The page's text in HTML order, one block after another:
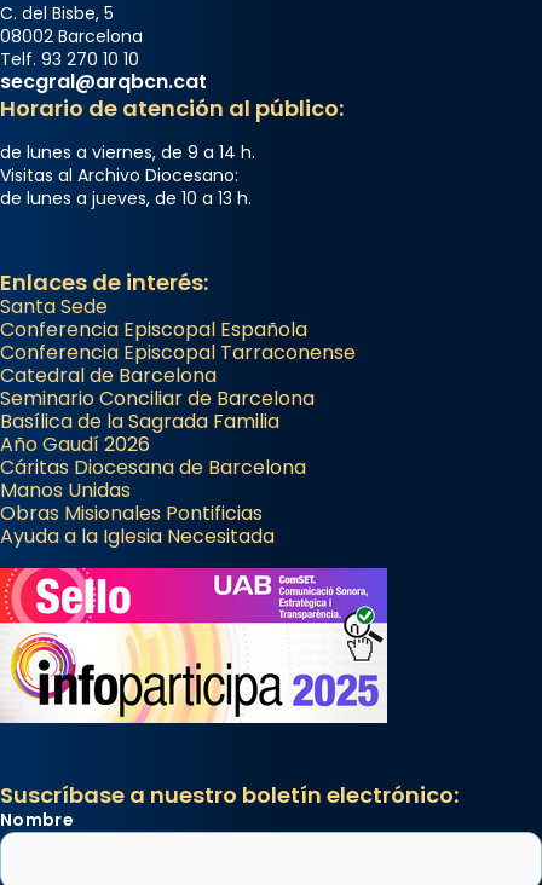
C. del Bisbe, 5
08002 Barcelona
Telf. 93 270 10 10
secgral@arqbcn.cat
Horario de atención al público:
de lunes a viernes, de 9 a 14 h.
Visitas al Archivo Diocesano:
de lunes a jueves, de 10 a 13 h.
Enlaces de interés:
Santa Sede
Conferencia Episcopal Española
Conferencia Episcopal Tarraconense
Catedral de Barcelona
Seminario Conciliar de Barcelona
Basílica de la Sagrada Familia
Año Gaudí 2026
Cáritas Diocesana de Barcelona
Manos Unidas
Obras Misionales Pontificias
Ayuda a la Iglesia Necesitada
Suscríbase a nuestro boletín electrónico:
Nombre